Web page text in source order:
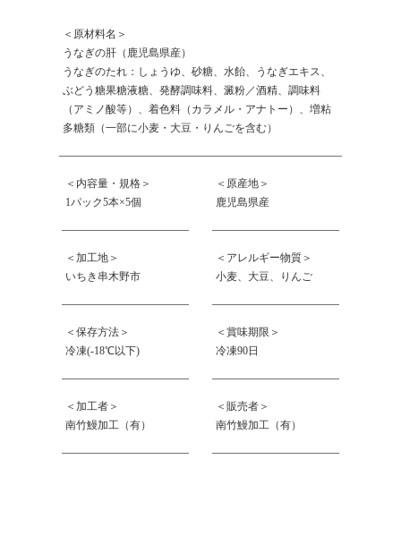
＜原材料名＞
うなぎの肝（鹿児島県産）
うなぎのたれ：しょうゆ、砂糖、水飴、うなぎエキス、
ぶどう糖果糖液糖、発酵調味料、澱粉／酒精、調味料
（アミノ酸等）、着色料（カラメル・アナトー）、増粘
多糖類（一部に小麦・大豆・りんごを含む）
＜内容量・規格＞
1パック5本×5個
＜原産地＞
鹿児島県産
＜加工地＞
いちき串木野市
＜アレルギー物質＞
小麦、大豆、りんご
＜保存方法＞
冷凍(-18℃以下)
＜賞味期限＞
冷凍90日
＜加工者＞
南竹鰻加工（有）
＜販売者＞
南竹鰻加工（有）